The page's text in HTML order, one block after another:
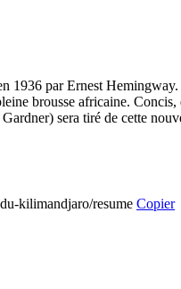
1936 par Ernest
brousse africaine.
sera tiré de cette
kilimandjaro/resume Copier